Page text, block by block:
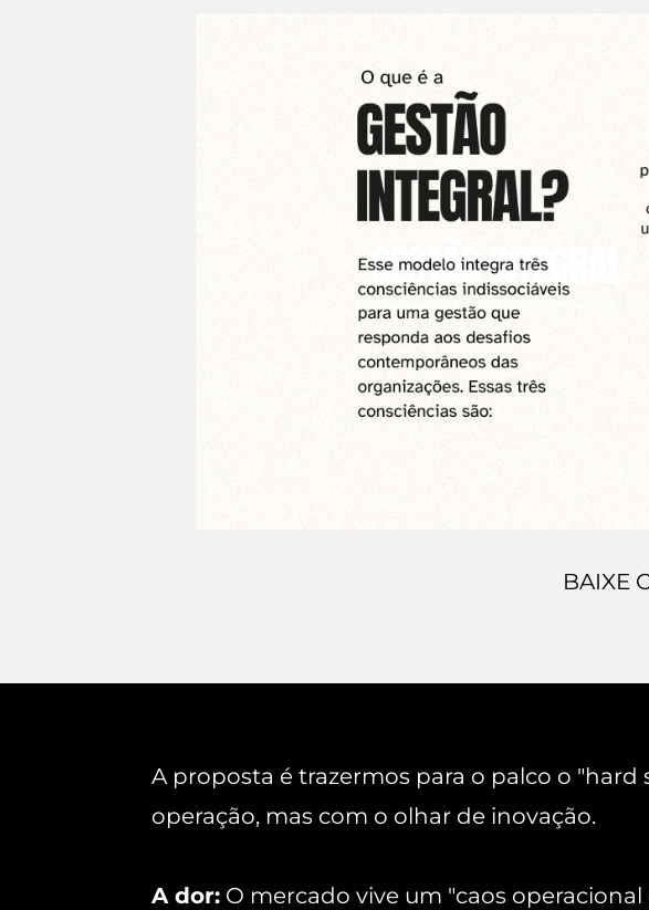
BAIXE
A proposta é trazermos para o palco o "hard
operação, mas com o olhar de inovação.
A dor: O mercado vive um "caos operacional